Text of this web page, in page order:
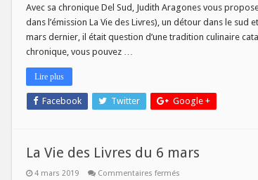
Sud
la
calçotada
Avec sa chronique Del Sud, Judith Aragones vous
dans l’émission La Vie des Livres), un détour dans le sud
mars dernier, il était question d’une tradition culinaire
chronique, vous pouvez …
Lire plus
Facebook Twitter Google +
La Vie des Livres du 6 mars
4 mars 2019 Commentaires ferméssur